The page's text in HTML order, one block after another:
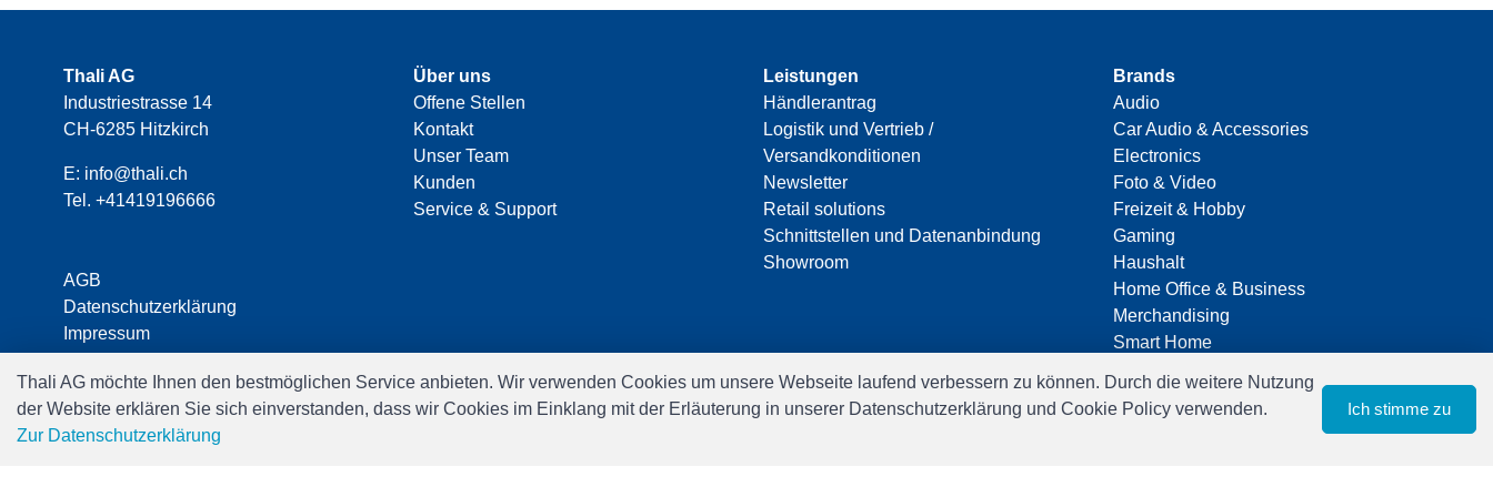
Thali AG
Industriestrasse 14
CH-6285 Hitzkirch
E: info@thali.ch
Tel. +41419196666
AGB
Datenschutzerklärung
Impressum
Über uns
Offene Stellen
Kontakt
Unser Team
Kunden
Service & Support
Leistungen
Händlerantrag
Logistik und Vertrieb /
Versandkonditionen
Newsletter
Retail solutions
Schnittstellen und Datenanbindung
Showroom
Brands
Audio
Car Audio & Accessories
Electronics
Foto & Video
Freizeit & Hobby
Gaming
Haushalt
Home Office & Business
Merchandising
Smart Home
Thali AG möchte Ihnen den bestmöglichen Service anbieten. Wir verwenden Cookies um unsere Webseite laufend verbessern zu können. Durch die weitere Nutzung
der Website erklären Sie sich einverstanden, dass wir Cookies im Einklang mit der Erläuterung in unserer Datenschutzerklärung und Cookie Policy verwenden.
Zur Datenschutzerklärung
Ich stimme zu